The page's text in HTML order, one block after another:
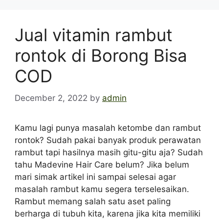
Jual vitamin rambut
rontok di Borong Bisa
COD
December 2, 2022 by admin
Kamu lagi punya masalah ketombe dan rambut
rontok? Sudah pakai banyak produk perawatan
rambut tapi hasilnya masih gitu-gitu aja? Sudah
tahu Madevine Hair Care belum? Jika belum
mari simak artikel ini sampai selesai agar
masalah rambut kamu segera terselesaikan.
Rambut memang salah satu aset paling
berharga di tubuh kita, karena jika kita memiliki